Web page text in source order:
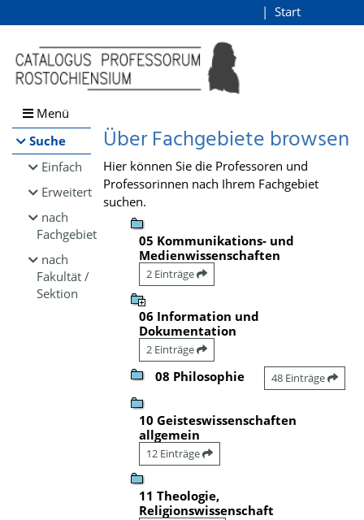
Browsen
direkt zum Inhalt
Start
Menü
Suche
Einfach
Erweitert
nach
Fachgebiet
nach
Fakultät /
Sektion
Über Fachgebiete browsen
Hier können Sie die Professoren und
Professorinnen nach Ihrem Fachgebiet
suchen.
05 Kommunikations- und
Medienwissenschaften
2 Einträge
06 Information und
Dokumentation
2 Einträge
08 Philosophie 48 Einträge
10 Geisteswissenschaften
allgemein
12 Einträge
11 Theologie,
Religionswissenschaft